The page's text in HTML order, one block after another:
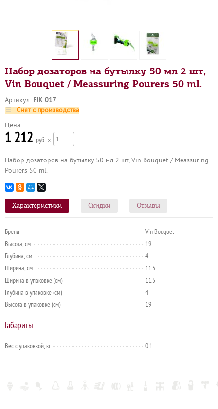
Набор дозаторов на бутылку 50 мл 2 шт,
Vin Bouquet / Meassuring Pourers 50 ml.
Артикул: FIK 017
Снят с производства
Цена:
1 212 р ×
Набор дозаторов на бутылку 50 мл 2 шт, Vin Bouquet / Meassuring
Pourers 50 ml.
Характеристики Скидки Отзывы
Бренд
Vin Bouquet
Высота, см
19
Глубина, см
4
Ширина, см
11.5
Ширина в упаковке (см)
11.5
Глубина в упаковке (см)
4
Высота в упаковке (см)
19
Габариты
Вес с упаковкой, кг 0.1